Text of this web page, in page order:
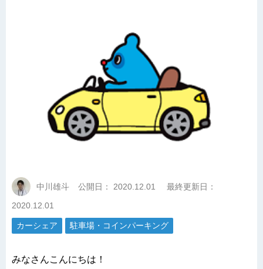
中川雄斗 公開日： 2020.12.01
最終更新日：
2020.12.01
カーシェア 駐車場・コインパーキング
みなさんこんにちは！